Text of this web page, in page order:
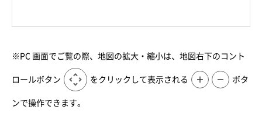
※PC 画面でご覧の際、地図の拡大・縮小は、地図右下のコント
ロールボタン をクリックして表示される ＋ － ボタ
ンで操作できます。